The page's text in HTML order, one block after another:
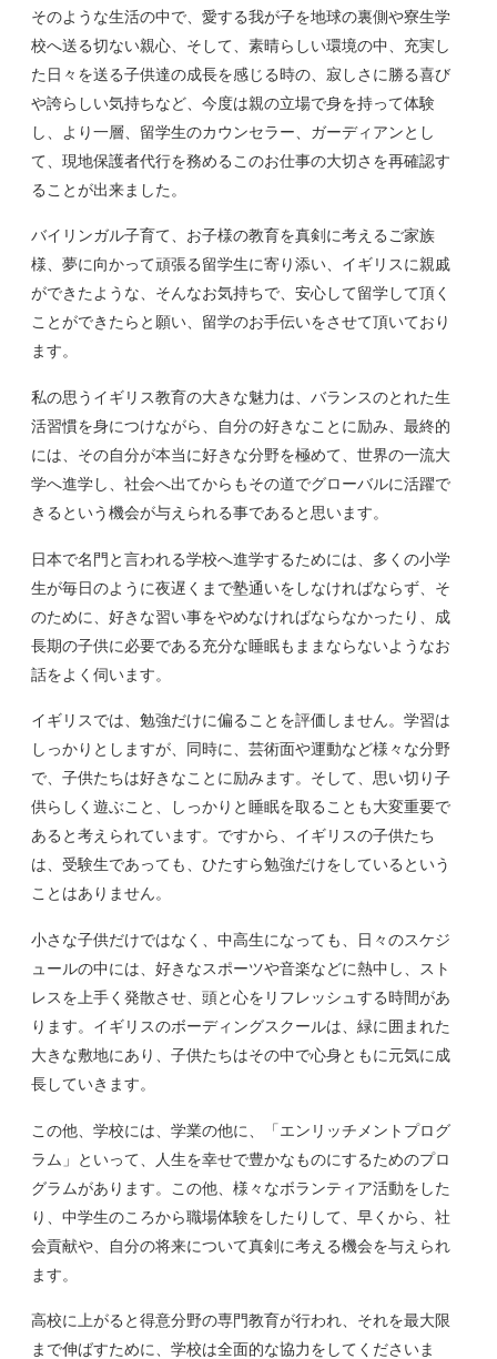
そのような生活の中で、愛する我が子を地球の裏側や寮生学
校へ送る切ない親心、そして、素晴らしい環境の中、充実し
た日々を送る子供達の成長を感じる時の、寂しさに勝る喜び
や誇らしい気持ちなど、今度は親の立場で身を持って体験
し、より一層、留学生のカウンセラー、ガーディアンとし
て、現地保護者代行を務めるこのお仕事の大切さを再確認す
ることが出来ました。
バイリンガル子育て、お子様の教育を真剣に考えるご家族
様、夢に向かって頑張る留学生に寄り添い、イギリスに親戚
ができたような、そんなお気持ちで、安心して留学して頂く
ことができたらと願い、留学のお手伝いをさせて頂いており
ます。
私の思うイギリス教育の大きな魅力は、バランスのとれた生
活習慣を身につけながら、自分の好きなことに励み、最終的
には、その自分が本当に好きな分野を極めて、世界の一流大
学へ進学し、社会へ出てからもその道でグローバルに活躍で
きるという機会が与えられる事であると思います。
日本で名門と言われる学校へ進学するためには、多くの小学
生が毎日のように夜遅くまで塾通いをしなければならず、そ
のために、好きな習い事をやめなければならなかったり、成
長期の子供に必要である充分な睡眠もままならないようなお
話をよく伺います。
イギリスでは、勉強だけに偏ることを評価しません。学習は
しっかりとしますが、同時に、芸術面や運動など様々な分野
で、子供たちは好きなことに励みます。そして、思い切り子
供らしく遊ぶこと、しっかりと睡眠を取ることも大変重要で
あると考えられています。ですから、イギリスの子供たち
は、受験生であっても、ひたすら勉強だけをしているという
ことはありません。
小さな子供だけではなく、中高生になっても、日々のスケジ
ュールの中には、好きなスポーツや音楽などに熱中し、スト
レスを上手く発散させ、頭と心をリフレッシュする時間があ
ります。イギリスのボーディングスクールは、緑に囲まれた
大きな敷地にあり、子供たちはその中で心身ともに元気に成
長していきます。
この他、学校には、学業の他に、「エンリッチメントプログ
ラム」といって、人生を幸せで豊かなものにするためのプロ
グラムがあります。この他、様々なボランティア活動をした
り、中学生のころから職場体験をしたりして、早くから、社
会貢献や、自分の将来について真剣に考える機会を与えられ
ます。
高校に上がると得意分野の専門教育が行われ、それを最大限
まで伸ばすために、学校は全面的な協力をしてくださいま